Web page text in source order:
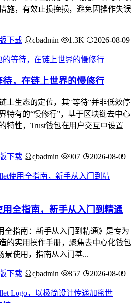
施，有效止损挽损，避免因操作失误
下载 qbadmin 1.3K 2026-08-09
，在链上世界的慢修行
上生态的定位，其“等待”并非低效停
特有的“慢修行”，基于区块链去中心
特性，Trust钱包在用户交互中设置
下载 qbadmin 907 2026-08-09
全指南，新手从入门到精通
用全指南：新手从入门到精通》是专为
的实用操作手册，聚焦去中心化钱包
景使用，指南从入门基...
下载 qbadmin 857 2026-08-09